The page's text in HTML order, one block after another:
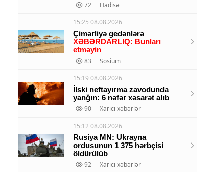
72
Hadisə
15:25 08.08.2026
Çimərliyə gedənlərə
XƏBƏRDARLIQ: Bunları
etməyin
83
Sosium
15:19 08.08.2026
İlski neftayırma zavodunda
yanğın: 6 nəfər xəsarət alıb
90
Xarici xəbərlər
15:12 08.08.2026
Rusiya MN: Ukrayna
ordusunun 1 375 hərbçisi
öldürülüb
92
Xarici xəbərlər